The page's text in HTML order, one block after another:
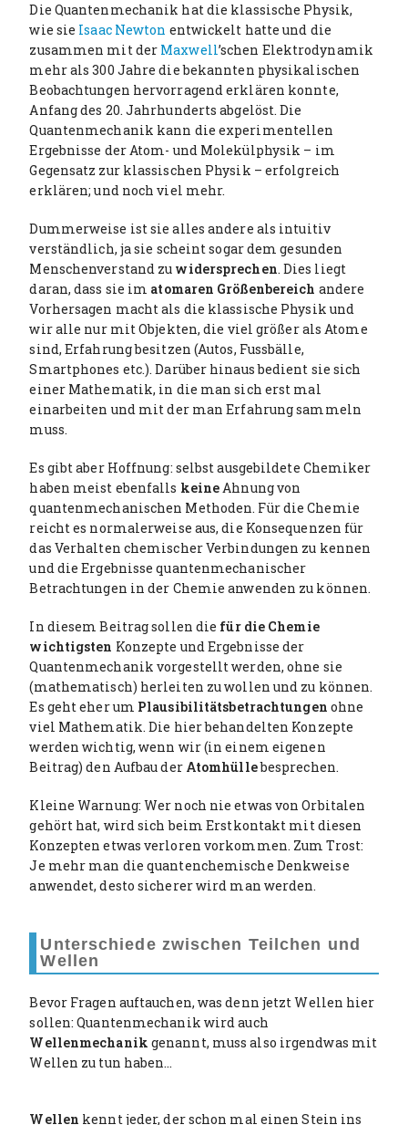
Die Quantenmechanik hat die klassische Physik,
wie sie Isaac Newton entwickelt hatte und die
zusammen mit der Maxwell’schen Elektrodynamik
mehr als 300 Jahre die bekannten physikalischen
Beobachtungen hervorragend erklären konnte,
Anfang des 20. Jahrhunderts abgelöst. Die
Quantenmechanik kann die experimentellen
Ergebnisse der Atom- und Molekülphysik – im
Gegensatz zur klassischen Physik – erfolgreich
erklären; und noch viel mehr.
Dummerweise ist sie alles andere als intuitiv
verständlich, ja sie scheint sogar dem gesunden
Menschenverstand zu widersprechen. Dies liegt
daran, dass sie im atomaren Größenbereich andere
Vorhersagen macht als die klassische Physik und
wir alle nur mit Objekten, die viel größer als Atome
sind, Erfahrung besitzen (Autos, Fussbälle,
Smartphones etc.). Darüber hinaus bedient sie sich
einer Mathematik, in die man sich erst mal
einarbeiten und mit der man Erfahrung sammeln
muss.
Es gibt aber Hoffnung: selbst ausgebildete Chemiker
haben meist ebenfalls keineAhnung von
quantenmechanischen Methoden. Für die Chemie
reicht es normalerweise aus, die Konsequenzen für
das Verhalten chemischer Verbindungen zu kennen
und die Ergebnisse quantenmechanischer
Betrachtungen in der Chemie anwenden zu können.
In diesem Beitrag sollen die für die Chemie
wichtigsten Konzepte und Ergebnisse der
Quantenmechanik vorgestellt werden, ohne sie
(mathematisch) herleiten zu wollen und zu können.
Es geht eher um Plausibilitätsbetrachtungen ohne
viel Mathematik. Die hier behandelten Konzepte
werden wichtig, wenn wir (in einem eigenen
Beitrag) den Aufbau der Atomhüllebesprechen.
Kleine Warnung: Wer noch nie etwas von Orbitalen
gehört hat, wird sich beim Erstkontakt mit diesen
Konzepten etwas verloren vorkommen. Zum Trost:
Je mehr man die quantenchemische Denkweise
anwendet, desto sicherer wird man werden.
Unterschiede zwischen Teilchen und
Wellen
Bevor Fragen auftauchen, was denn jetzt Wellen hier
sollen: Quantenmechanik wird auch
Wellenmechanik genannt, muss also irgendwas mit
Wellen zu tun haben…
Wellen kennt jeder, der schon mal einen Stein ins